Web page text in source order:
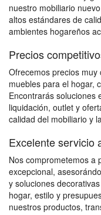
nuestro mobiliario
altos estándares de
ambientes hogareños
Precios
Ofrecemos precios
muebles para el hogar,
Encontrarás soluciones
liquidación, outlet y
calidad del mobiliario y
Excelente servicio
Nos comprometemos a
excepcional,
y soluciones
hogar, estilo y
nuestros productos,